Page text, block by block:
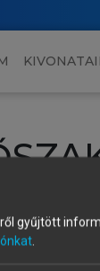
díjmentes
gyűjtött
.